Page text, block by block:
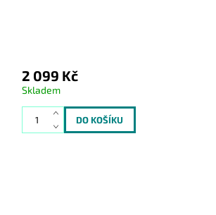
2 099 Kč
Skladem